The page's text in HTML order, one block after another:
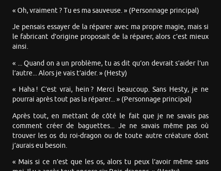
« Oh, vraiment ? Tu es ma sauveuse. » (Personnage principal)
Je pensais essayer de la réparer avec ma propre magie, mais si
le fabricant d’origine proposait de la réparer, alors c’est mieux
ainsi.
« ... Quand on a un problème, tu as dit qu’on devrait s’aider l’un
l’autre... Alors je vais t’aider. » (Hesty)
« Haha ! C’est vrai, hein ? Merci beaucoup. Sans Hesty, je ne
pourrai après tout pas la réparer... » (Personnage principal)
Après tout, en mettant de côté le fait que je ne savais pas
comment créer de baguettes... Je ne savais même pas où
trouver les os du roi-dragon ou de toute autre créature dont
j’aurais eu besoin.
« Mais si ce n’est que les os, alors tu peux l’avoir même sans